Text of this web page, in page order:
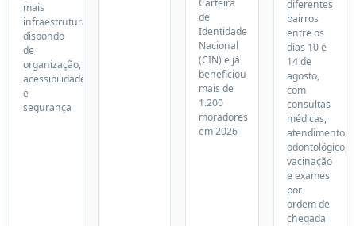
mais
infraestrutura,
dispondo
de
organização,
acessibilidade
e
segurança
Carteira
de
Identidade
Nacional
(CIN) e já
beneficiou
mais de
1.200
moradores
em 2026
diferentes
bairros
entre os
dias 10 e
14 de
agosto,
com
consultas
médicas,
atendimento
odontológico,
vacinação
e exames
por
ordem de
chegada